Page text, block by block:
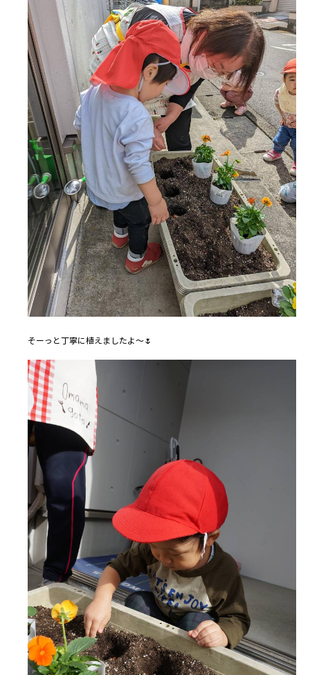
そーっと丁寧に植えましたよ～🌷